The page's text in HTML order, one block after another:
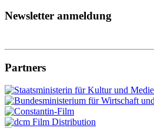
Newsletter anmeldung
Partners